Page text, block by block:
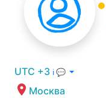
lens
UTC +3 ℹ 💬
location_on Москва